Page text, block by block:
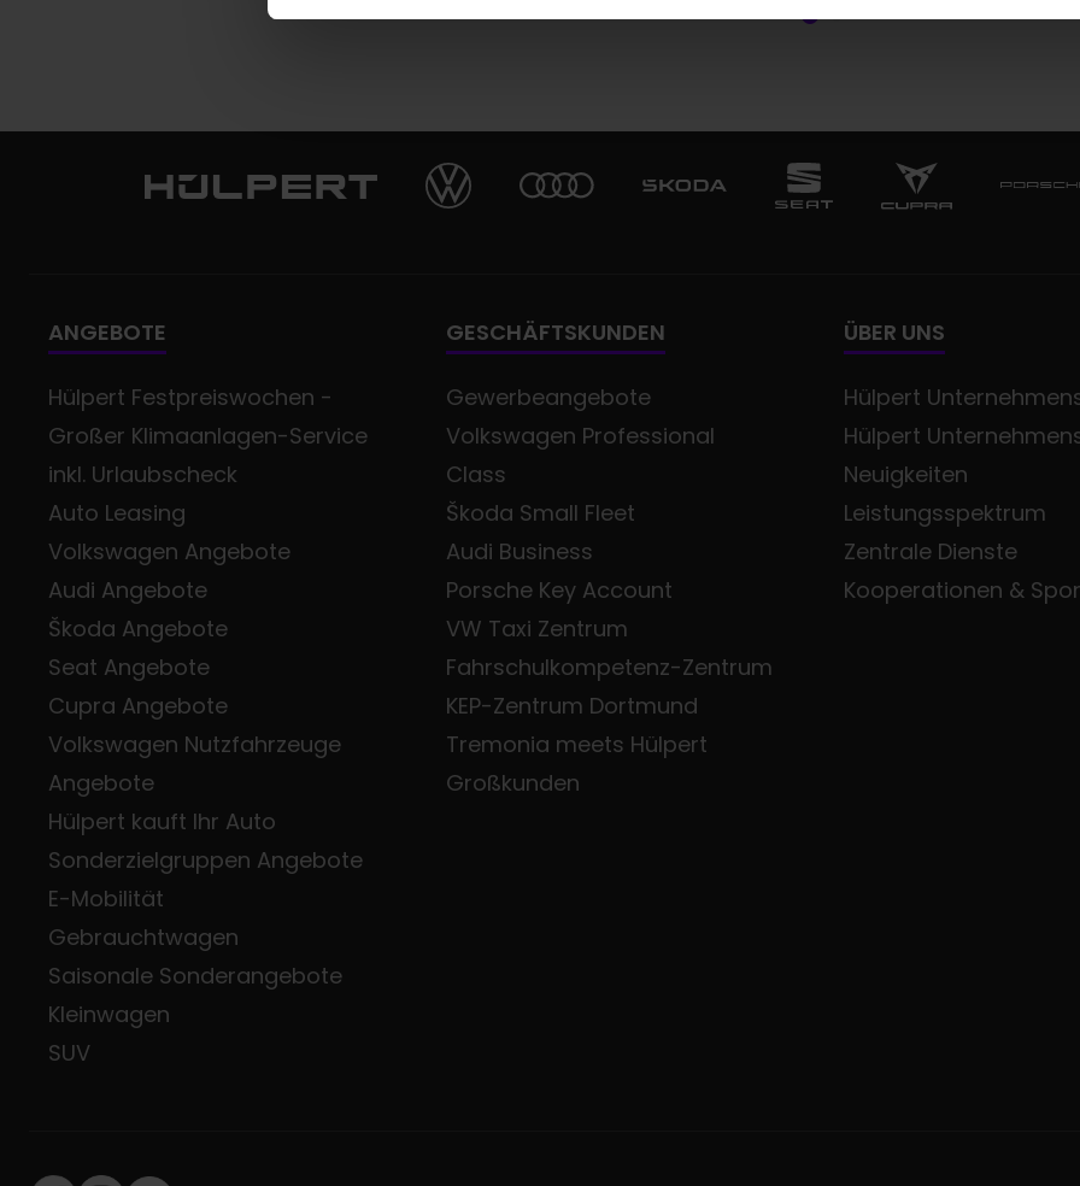
ANGEBOTE
Hülpert Festpreiswochen -
Großer Klimaanlagen-Service
inkl. Urlaubscheck
Auto Leasing
Volkswagen Angebote
Audi Angebote
Škoda Angebote
Seat Angebote
Cupra Angebote
Volkswagen Nutzfahrzeuge
Angebote
Hülpert kauft Ihr Auto
Sonderzielgruppen Angebote
E-Mobilität
Gebrauchtwagen
Saisonale Sonderangebote
Kleinwagen
SUV
GESCHÄFTSKUNDEN
Gewerbeangebote
Volkswagen Professional
Class
Škoda Small Fleet
Audi Business
Porsche Key Account
VW Taxi Zentrum
Fahrschulkompetenz-Zentrum
KEP-Zentrum Dortmund
Tremonia meets Hülpert
Großkunden
ÜBER UNS
Hülpert
Hülpert
Neuigkeiten
Leistungsspektrum
Zentrale Dienste
Kooperationen &